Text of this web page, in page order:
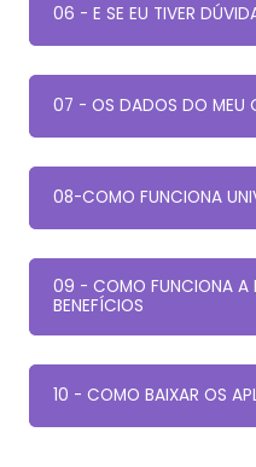
06 - E SE EU TIVER
07 - OS DADOS DO MEU
08-COMO FUNCIONA
09 - COMO FUNCIONA A
BENEFÍCIOS
10 - COMO BAIXAR OS